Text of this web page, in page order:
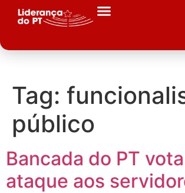
Tag:
público
Bancada do PT
ataque aos